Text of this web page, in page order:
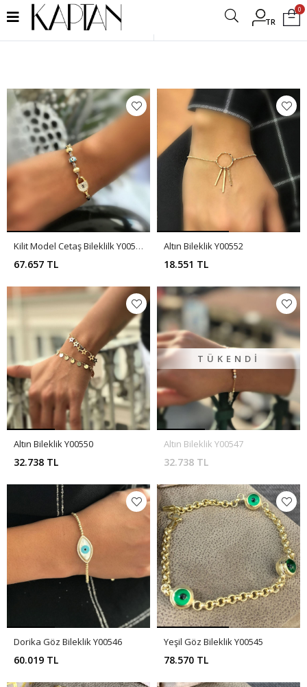
TR
0
Filtrele
Kilit Model Cetaş Bileklilk Y00553
67.657 TL
Altın Bileklik Y00552
18.551 TL
Altın Bileklik Y00550
32.738 TL
TÜKENDI
Altın Bileklik Y00547
32.738 TL
Dorika Göz Bileklik Y00546
60.019 TL
Yeşil Göz Bileklik Y00545
78.570 TL